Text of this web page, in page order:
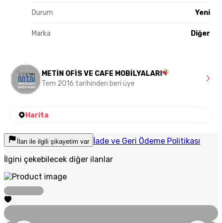
Durum Yeni
Marka Diğer
METİN OFİS VE CAFE MOBİLYALARI
Tem 2016 tarihinden beri üye
Harita
İlan ile ilgili şikayetim var İade ve Geri Ödeme Politikası
İlgini çekebilecek diğer ilanlar